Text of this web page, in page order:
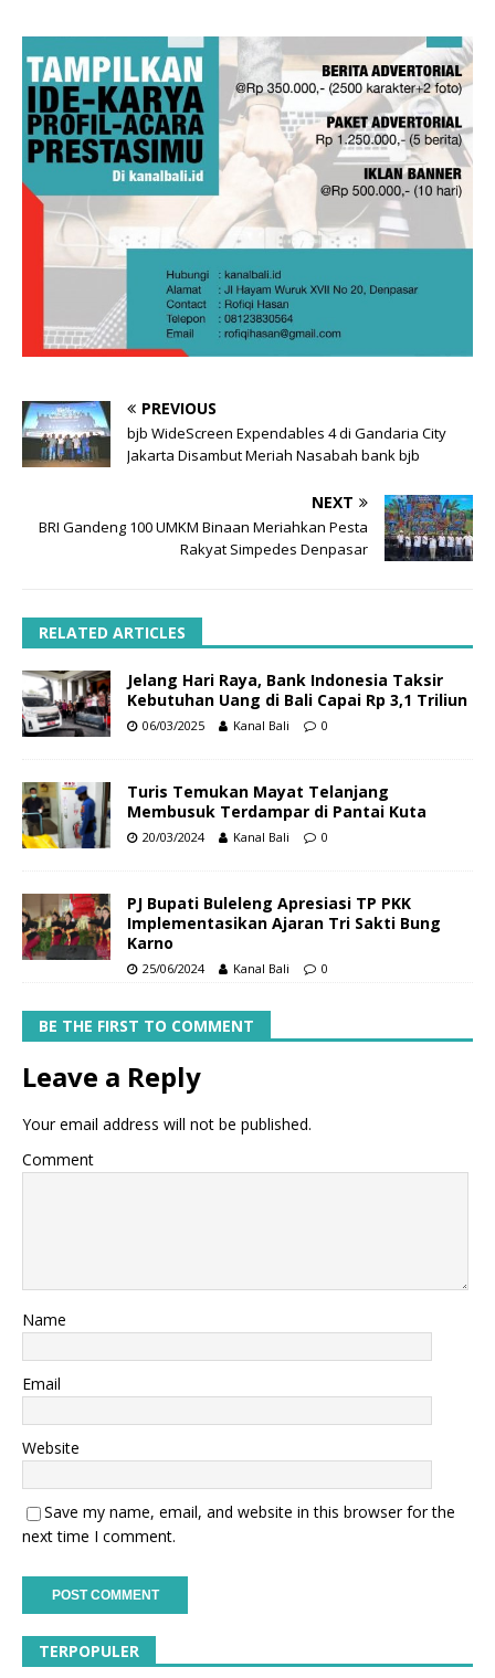
PREVIOUS
bjb WideScreen Expendables 4 di Gandaria City
Jakarta Disambut Meriah Nasabah bank bjb
NEXT
BRI Gandeng 100 UMKM Binaan Meriahkan Pesta
Rakyat Simpedes Denpasar
RELATED ARTICLES
Jelang Hari Raya, Bank Indonesia Taksir
Kebutuhan Uang di Bali Capai Rp 3,1 Triliun
06/03/2025 Kanal Bali 0
Turis Temukan Mayat Telanjang
Membusuk Terdampar di Pantai Kuta
20/03/2024 Kanal Bali 0
PJ Bupati Buleleng Apresiasi TP PKK
Implementasikan Ajaran Tri Sakti Bung
Karno
25/06/2024 Kanal Bali 0
BE THE FIRST TO COMMENT
Leave a Reply
Your email address will not be published.
Comment
Name
Email
Website
Save my name, email, and website in this browser for the
next time I comment.
TERPOPULER